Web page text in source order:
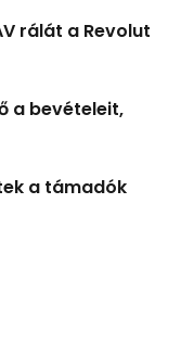
rálát a Revolut
a bevételeit,
a támadók